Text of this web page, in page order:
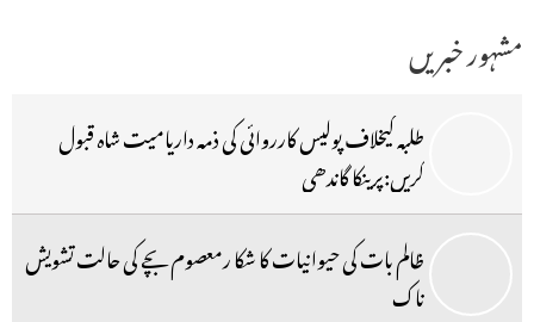
مشہور خبریں
طلبہ کیخلاف پولیس کارروائی کی ذمہ داریامیت شاہ قبول
کریں:پرینکا گاندھی
ظالم بات کی حیوانیات کا شکا رمعصوم بچے کی حالت تشویش
ناک